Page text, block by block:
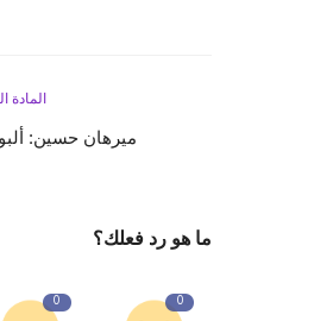
المادة
ميرهان حسين:
ما هو رد فعلك؟
0
0